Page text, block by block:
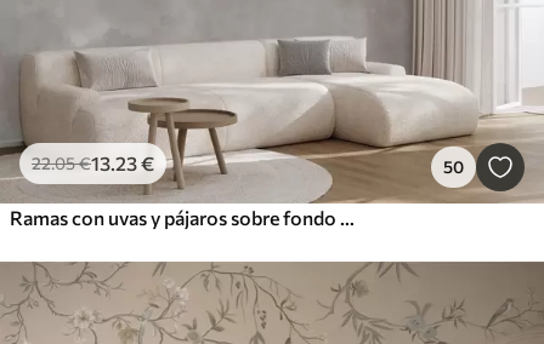
22.05€13.23€ 50
Ramas con uvas y pájaros sobre fondo gris rosado cálido